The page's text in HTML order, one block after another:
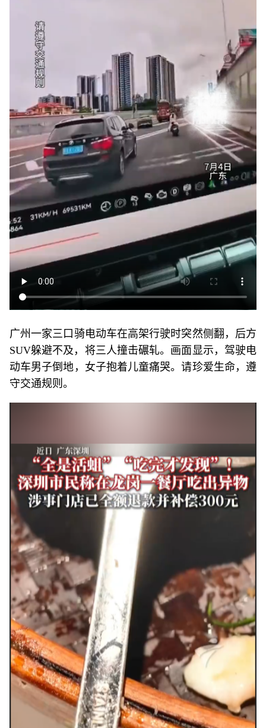
广州一家三口骑电动车在高架行驶时突然侧翻，后方
SUV躲避不及，将三人撞击碾轧。画面显示，驾驶电
动车男子倒地，女子抱着儿童痛哭。请珍爱生命，遵
守交通规则。